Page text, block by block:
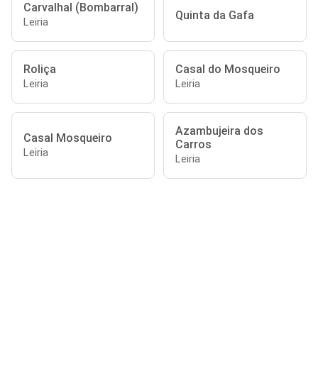
Carvalhal (Bombarral)
Leiria Quinta da Gafa
Roliça
Leiria
Casal do Mosqueiro
Leiria
Casal Mosqueiro
Leiria
Azambujeira dos
Carros
Leiria